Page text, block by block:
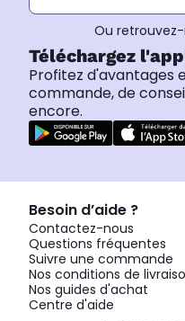
Ou retrouvez-
Téléchargez
Profitez d'avantages
commande, de
encore.
Besoin d’aide ?
Contactez-nous
Questions fréquentes
Suivre une commande
Nos conditions de
Nos guides d'achat
Centre d'aide